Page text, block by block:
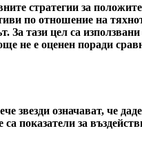
стратегии за
по отношение на
За тази цел са
не е оценен поради
звезди означават, че
показатели за